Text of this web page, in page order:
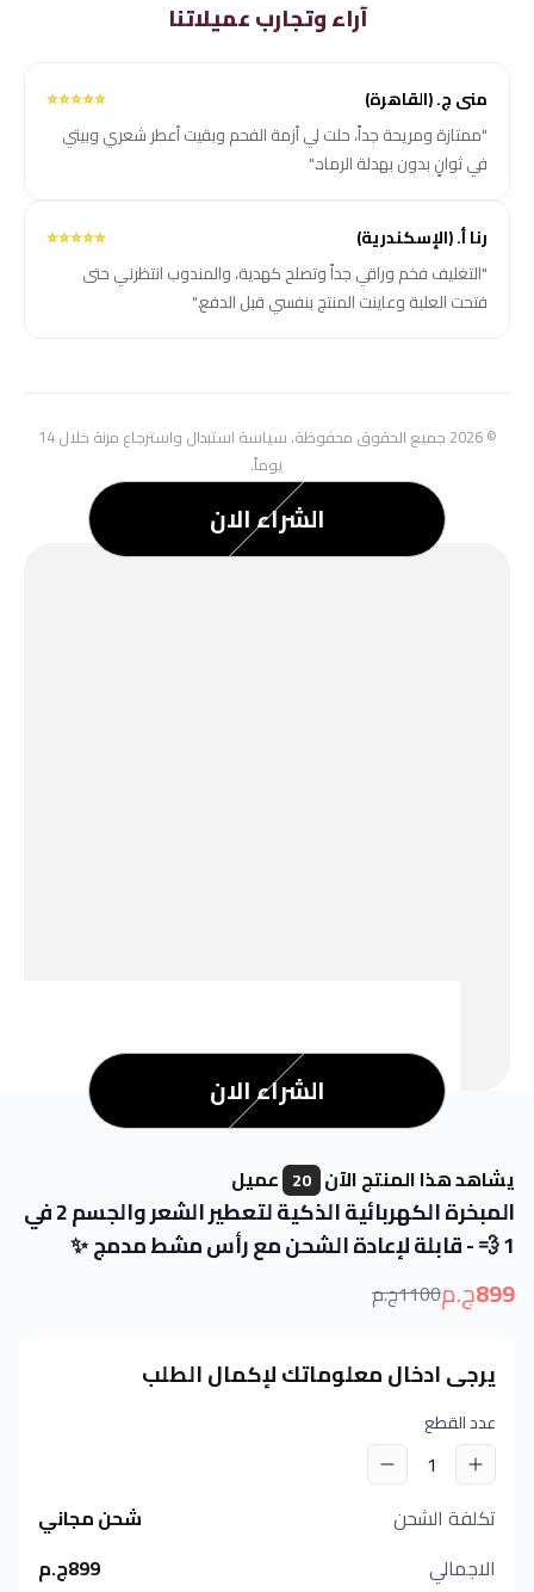
آراء وتجارب عميلاتنا
منى ج. (القاهرة)
⭐⭐⭐⭐⭐
"ممتازة ومريحة جداً، حلت لي أزمة الفحم وبقيت أعطر شعري وبيتي
في ثوانٍ بدون بهدلة الرماد."
رنا أ. (الإسكندرية)
⭐⭐⭐⭐⭐
"التغليف فخم وراقي جداً وتصلح كهدية، والمندوب انتظرني حتى
فتحت العلبة وعاينت المنتج بنفسي قبل الدفع."
© 2026 جميع الحقوق محفوظة. سياسة استبدال واسترجاع مرنة خلال 14
يوماً.
الشراء الان
الشراء الان
يشاهد هذا المنتج الآن 20 عميل
المبخرة الكهربائية الذكية لتعطير الشعر والجسم 2 في
1 💨 - قابلة لإعادة الشحن مع رأس مشط مدمج ✨
899ج.م1100ج.م
يرجى ادخال معلوماتك لإكمال الطلب
عدد القطع
1
تكلفة الشحن
شحن مجاني
الاجمالي
899ج.م